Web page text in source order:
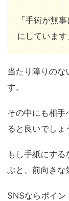
「手術が無
にしています
当たり障りのな
す。
その中にも相手
ると良いでしょ
もし手紙にす
ぶと、前向きな
SNSならポイ